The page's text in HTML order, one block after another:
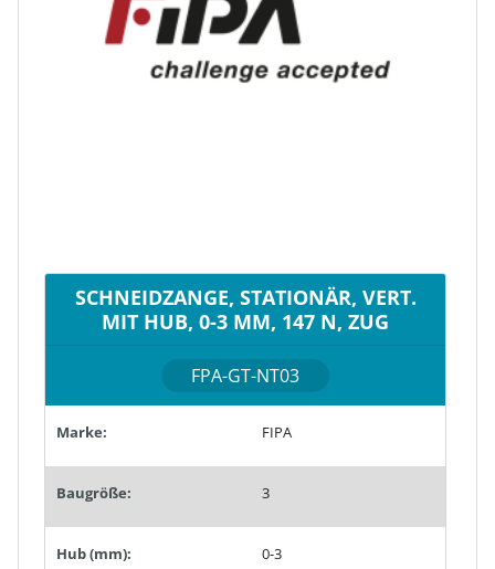
SCHNEIDZANGE, STATIONÄR, VERT.
MIT HUB, 0-3 MM, 147 N, ZUG
FPA-GT-NT03
Marke: FIPA
Baugröße: 3
Hub (mm): 0-3